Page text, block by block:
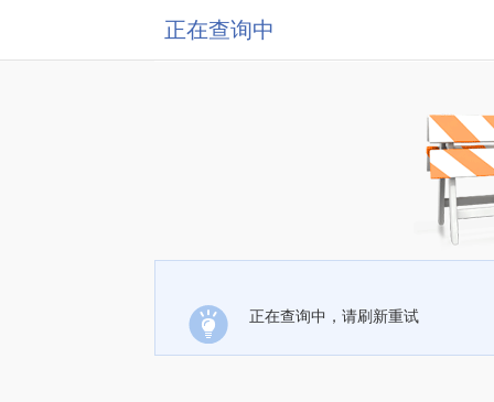
正在查询中
正在查询中，请刷新重试